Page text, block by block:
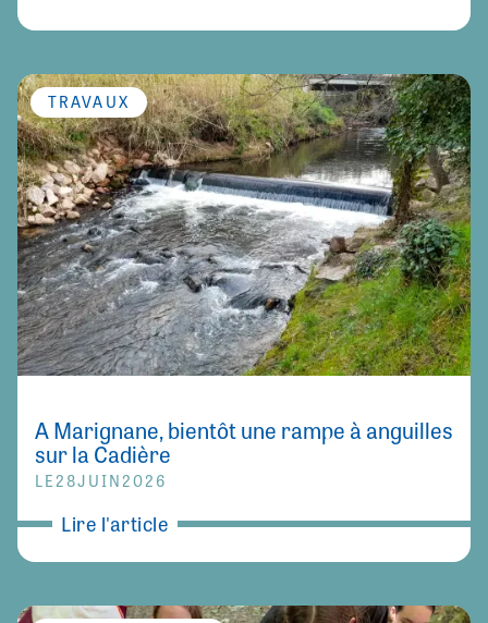
TRAVAUX
À Marignane, bientôt une rampe à anguilles
sur la Cadière
LE28JUIN 2026
Lire l'article